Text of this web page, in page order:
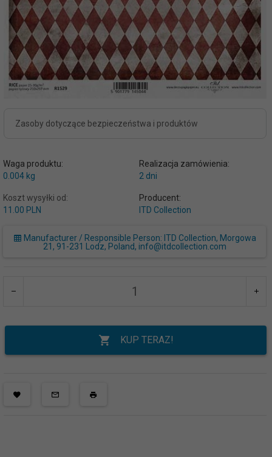
Zasoby dotyczące bezpieczeństwa i produktów
Waga produktu:
0.004 kg
Realizacja zamówienia:
2 dni
Koszt wysyłki od:
11.00 PLN
Producent:
ITD Collection
Manufacturer / Responsible Person: ITD Collection, Morgowa
21, 91-231 Lodz, Poland, info@itdcollection.com
KUP TERAZ!